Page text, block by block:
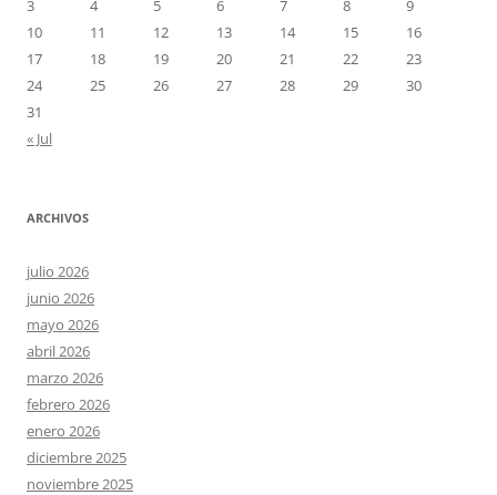
3 4 5 6 7 8
9
10
11 12 13 14 15
16
17
18 19 20 21 22
23
24
25 26 27 28 29
30
31
« Jul
ARCHIVOS
julio 2026
junio 2026
mayo 2026
abril 2026
marzo 2026
febrero 2026
enero 2026
diciembre 2025
noviembre 2025